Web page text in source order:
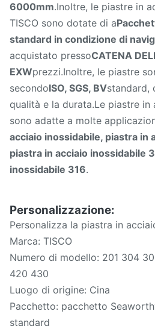
6000mm.Inoltre, le piastre in
TISCO sono dotate di a
standard in condizione di
acquistato pressoCATENA
EXWprezzi.Inoltre, le piastre
secondoISO, SGS, BVstandard,
qualità e la durata.Le piastre in
sono adatte a molte
acciaio inossidabile, piastra in
piastra in acciaio inossidabile
inossidabile 316.
Personalizzazione:
Personalizza la piastra in
Marca: TISCO
Numero di modello: 201 304
420 430
Luogo di origine: Cina
Pacchetto: pacchetto
standard